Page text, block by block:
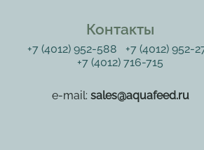
Контакты
+7 (4012) 952-588
+7 (4012) 952-
+7 (4012) 716-715
e-mail: sales@aquafeed.ru